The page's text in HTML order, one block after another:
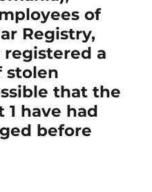
of
Registry,
a
stolen
that the
have had
before